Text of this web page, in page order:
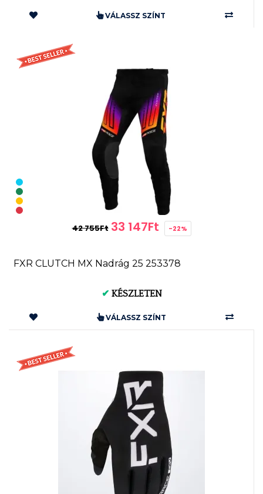
VÁLASSZ SZÍNT
42 755Ft 33 147Ft -22%
FXR CLUTCH MX Nadrág 25 253378
✔ KÉSZLETEN
VÁLASSZ SZÍNT